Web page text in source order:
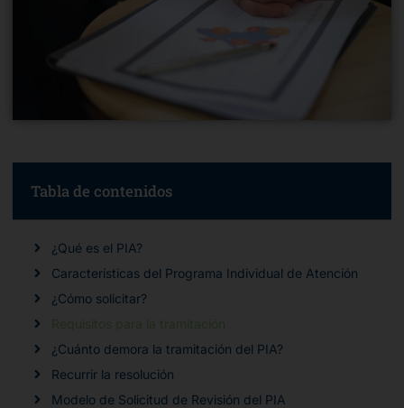
Tabla de contenidos
¿Qué es el PIA?
Características del Programa Individual de Atención
¿Cómo solicitar?
¿Cuánto demora la tramitación del PIA?
Recurrir la resolución
Modelo de Solicitud de Revisión del PIA